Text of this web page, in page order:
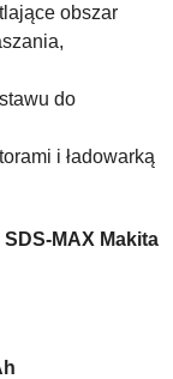
obszar
do
i ładowarką
SDS-MAX Makita